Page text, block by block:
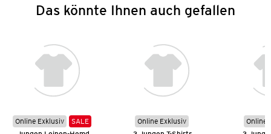
Das könnte Ihnen auch gefallen
Online Exklusiv
SALE
Online Exklusiv
Online